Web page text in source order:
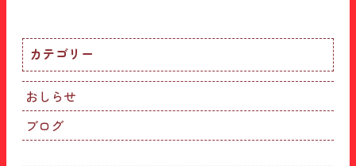
ナ
ビ
ゲ
ー
カテゴリー
おしらせ
ブログ